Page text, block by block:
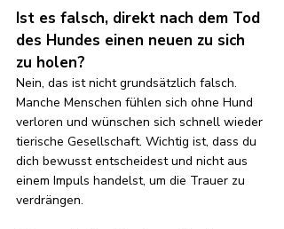
Ist es falsch, direkt nach dem Tod
des Hundes einen neuen zu sich
zu holen?
Nein, das ist nicht grundsätzlich falsch.
Manche Menschen fühlen sich ohne Hund
verloren und wünschen sich schnell wieder
tierische Gesellschaft. Wichtig ist, dass du
dich bewusst entscheidest und nicht aus
einem Impuls handelst, um die Trauer zu
verdrängen.